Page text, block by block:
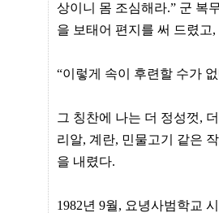
간
대
출
키
넷
통
영
남
출
상이니 몸 조심해라.” 군 복
을 보태어 편지를 써 드렸고
“이렇게 속이 후련할 수가
그 칭찬에 나는 더 정성껏,
리알, 계란, 민물고기 같은
을 내렸다.
1982년 9월, 요녕사범학교